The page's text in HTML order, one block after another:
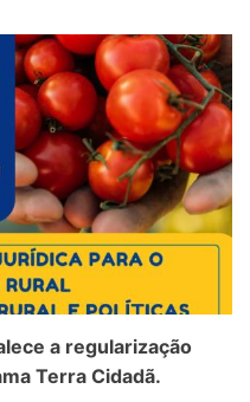
a regularização
Terra Cidadã.